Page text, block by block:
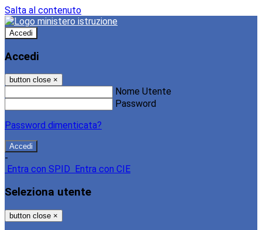
Salta al contenuto
Accedi
Accedi
button close ×
Nome Utente
Password
Password dimenticata?
-
Entra con SPID
Entra con CIE
Seleziona utente
button close ×